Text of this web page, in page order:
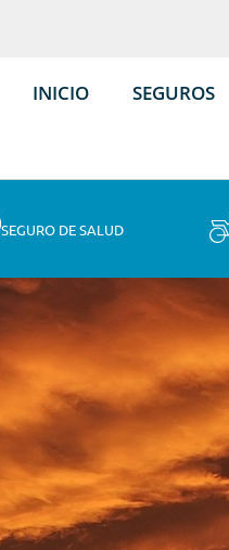
INICIO SEGUROS
SEGURO DE SALUD